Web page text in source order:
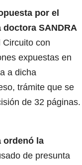
por el
doctora SANDRA
con
expuestas en
a dicha
trámite que se
de 32 páginas.
ordenó la
de presunta